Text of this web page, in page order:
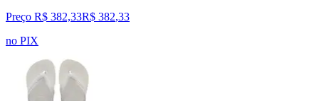
Preço R$ 382,33R$ 382,33
no PIX